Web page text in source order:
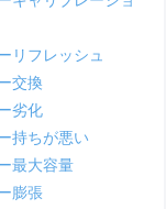
リフレッシュ
交換
劣化
持ちが悪い
最大容量
膨張